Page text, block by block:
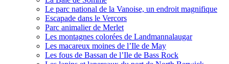
Le parc national de la Vanoise, un endroit magnifique
Escapade dans le Vercors
Parc animalier de Merlet
Les montagnes colorées de Landmannalaugar
Les macareux moines de l’Ile de May
Les fous de Bassan de l’Ile de Bass Rock